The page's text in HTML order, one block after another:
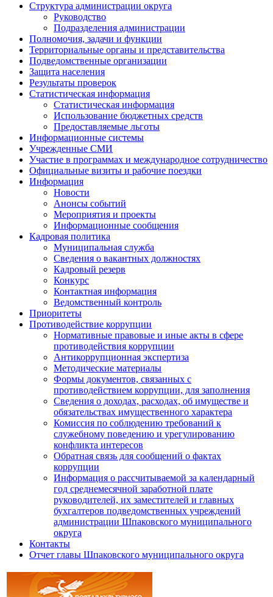
Структура администрации округа
Руководство
Подразделения администрации
Полномочия, задачи и функции
Территориальные органы и представительства
Подведомственные организации
Защита населения
Результаты проверок
Статистическая информация
Статистическая информация
Использование бюджетных средств
Предоставляемые льготы
Информационные системы
Учрежденные СМИ
Участие в программах и международное сотрудничество
Официальные визиты и рабочие поездки
Информация
Новости
Анонсы событий
Мероприятия и проекты
Информационные сообщения
Кадровая политика
Муниципальная служба
Сведения о вакантных должностях
Кадровый резерв
Конкурс
Контактная информация
Ведомственный контроль
Приоритеты
Противодействие коррупции
Нормативные правовые и иные акты в сфере
противодействия коррупции
Антикоррупционная экспертиза
Методические материалы
Формы документов, связанных с
противодействием коррупции, для заполнения
Сведения о доходах, расходах, об имуществе и
обязательствах имущественного характера
Комиссия по соблюдению требований к
служебному поведению и урегулированию
конфликта интересов
Обратная связь для сообщений о фактах
коррупции
Информация о рассчитываемой за календарный
год среднемесячной заработной плате
руководителей, их заместителей и главных
бухгалтеров подведомственных учреждений
администрации Шпаковского муниципального
округа
Контакты
Отчет главы Шпаковского муниципального округа